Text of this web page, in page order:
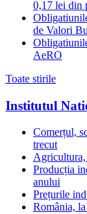
0,17 lei din
de Valori
AeRO
Toate stirile
Institutul
Comerțul,
trecut
Agricultura,
Producția
anului
Prețurile
România,